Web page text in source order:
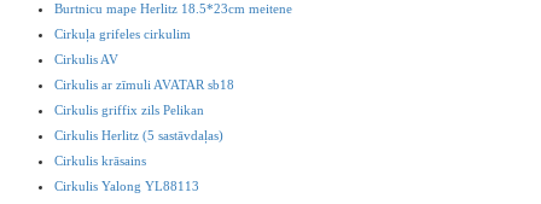
Burtnicu mape Herlitz 18.5*23cm meitene
Cirkuļa grifeles cirkulim
Cirkulis AV
Cirkulis ar zīmuli AVATAR sb18
Cirkulis griffix zils Pelikan
Cirkulis Herlitz (5 sastāvdaļas)
Cirkulis krāsains
Cirkulis Yalong YL88113